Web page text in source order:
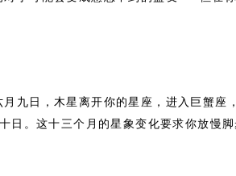
九日，木星离开你的星座，进入巨蟹座
。这十三个月的星象变化要求你放慢脚